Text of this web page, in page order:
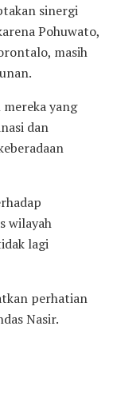
sinergi
Pohuwato,
masih
yang
dan
wilayah
lagi
perhatian
Nasir.